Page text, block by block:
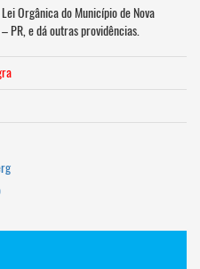
Orgânica do Município de Nova
PR, e dá outras providências.